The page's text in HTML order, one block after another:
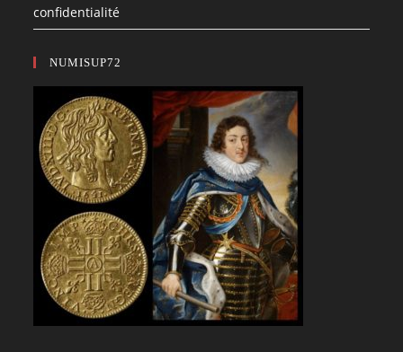
confidentialité
NUMISUP72